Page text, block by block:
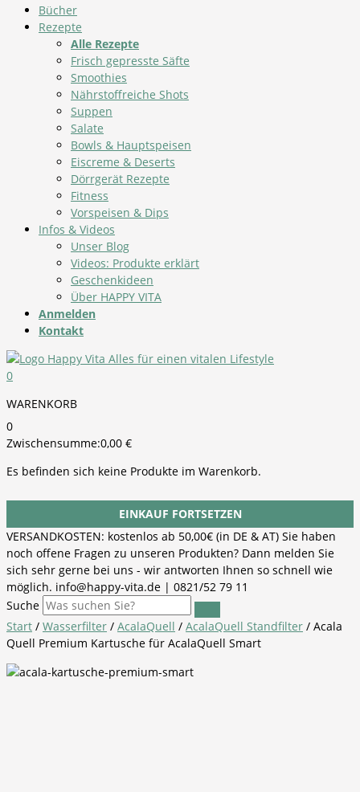
Bücher
Rezepte
Alle Rezepte
Frisch gepresste Säfte
Smoothies
Nährstoffreiche Shots
Suppen
Salate
Bowls & Hauptspeisen
Eiscreme & Deserts
Dörrgerät Rezepte
Fitness
Vorspeisen & Dips
Infos & Videos
Unser Blog
Videos: Produkte erklärt
Geschenkideen
Über HAPPY VITA
Anmelden
Kontakt
0
WARENKORB
0
Zwischensumme:0,00 €
Es befinden sich keine Produkte im Warenkorb.
EINKAUF FORTSETZEN
VERSANDKOSTEN: kostenlos ab 50,00€ (in DE & AT) Sie haben
noch offene Fragen zu unseren Produkten? Dann melden Sie
sich sehr gerne bei uns - wir antworten Ihnen so schnell wie
möglich. info@happy-vita.de | 0821/52 79 11
Suche
Start / Wasserfilter / AcalaQuell / AcalaQuell Standfilter / Acala
Quell Premium Kartusche für AcalaQuell Smart